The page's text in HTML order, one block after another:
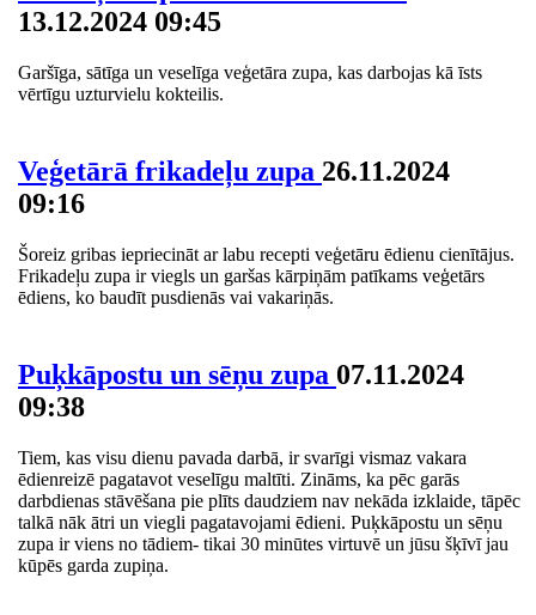
13.12.2024 09:45
Garšīga, sātīga un veselīga veģetāra zupa, kas darbojas kā īsts
vērtīgu uzturvielu kokteilis.
Veģetārā frikadeļu zupa 26.11.2024
09:16
Šoreiz gribas iepriecināt ar labu recepti veģetāru ēdienu cienītājus.
Frikadeļu zupa ir viegls un garšas kārpiņām patīkams veģetārs
ēdiens, ko baudīt pusdienās vai vakariņās.
Puķkāpostu un sēņu zupa 07.11.2024
09:38
Tiem, kas visu dienu pavada darbā, ir svarīgi vismaz vakara
ēdienreizē pagatavot veselīgu maltīti. Zināms, ka pēc garās
darbdienas stāvēšana pie plīts daudziem nav nekāda izklaide, tāpēc
talkā nāk ātri un viegli pagatavojami ēdieni. Puķkāpostu un sēņu
zupa ir viens no tādiem- tikai 30 minūtes virtuvē un jūsu šķīvī jau
kūpēs garda zupiņa.